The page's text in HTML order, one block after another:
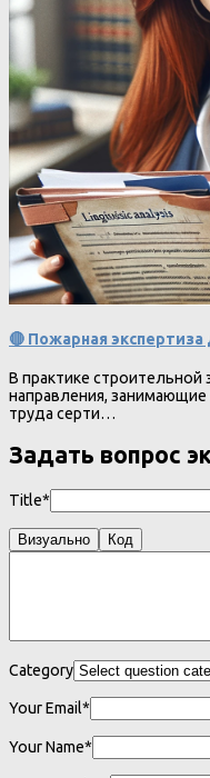
🔴 Пожарная экспертиза
В практике
направления,
труда серти…
Задать вопрос
Title*
Визуально Код
Category
Your Email*
Your Name*